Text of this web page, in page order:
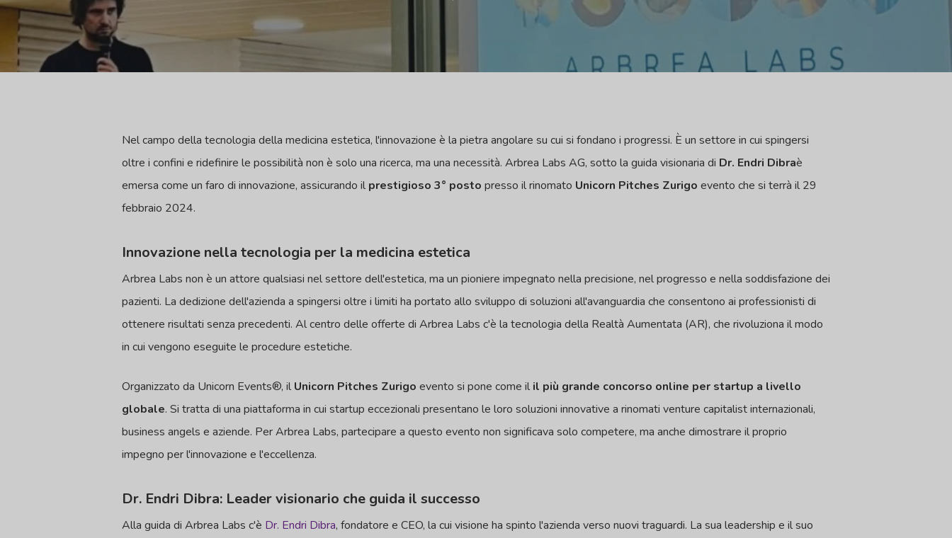
Nel campo della tecnologia della medicina estetica, l'innovazione è la pietra angolare su cui si fondano i progressi. È un settore in cui spingersi
oltre i confini e ridefinire le possibilità non è solo una ricerca, ma una necessità. Arbrea Labs AG, sotto la guida visionaria di Dr. Endri Dibraè
emersa come un faro di innovazione, assicurando il prestigioso 3° posto presso il rinomato Unicorn Pitches Zurigo evento che si terrà il 29
febbraio 2024.
Innovazione nella tecnologia per la medicina estetica
Arbrea Labs non è un attore qualsiasi nel settore dell'estetica, ma un pioniere impegnato nella precisione, nel progresso e nella soddisfazione dei
pazienti. La dedizione dell'azienda a spingersi oltre i limiti ha portato allo sviluppo di soluzioni all'avanguardia che consentono ai professionisti di
ottenere risultati senza precedenti. Al centro delle offerte di Arbrea Labs c'è la tecnologia della Realtà Aumentata (AR), che rivoluziona il modo
in cui vengono eseguite le procedure estetiche.
Organizzato da Unicorn Events®, il Unicorn Pitches Zurigo evento si pone come il il più grande concorso online per startup a livello
globale. Si tratta di una piattaforma in cui startup eccezionali presentano le loro soluzioni innovative a rinomati venture capitalist internazionali,
business angels e aziende. Per Arbrea Labs, partecipare a questo evento non significava solo competere, ma anche dimostrare il proprio
impegno per l'innovazione e l'eccellenza.
Dr. Endri Dibra: Leader visionario che guida il successo
Alla guida di Arbrea Labs c'è Dr. Endri Dibra, fondatore e CEO, la cui visione ha spinto l'azienda verso nuovi traguardi. La sua leadership e il suo